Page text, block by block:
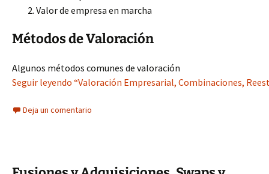
Valor de empresa en marcha
Métodos de Valoración
Algunos métodos comunes de valoración
Seguir leyendo “Valoración Empresarial, Combinaciones,
Deja un comentario